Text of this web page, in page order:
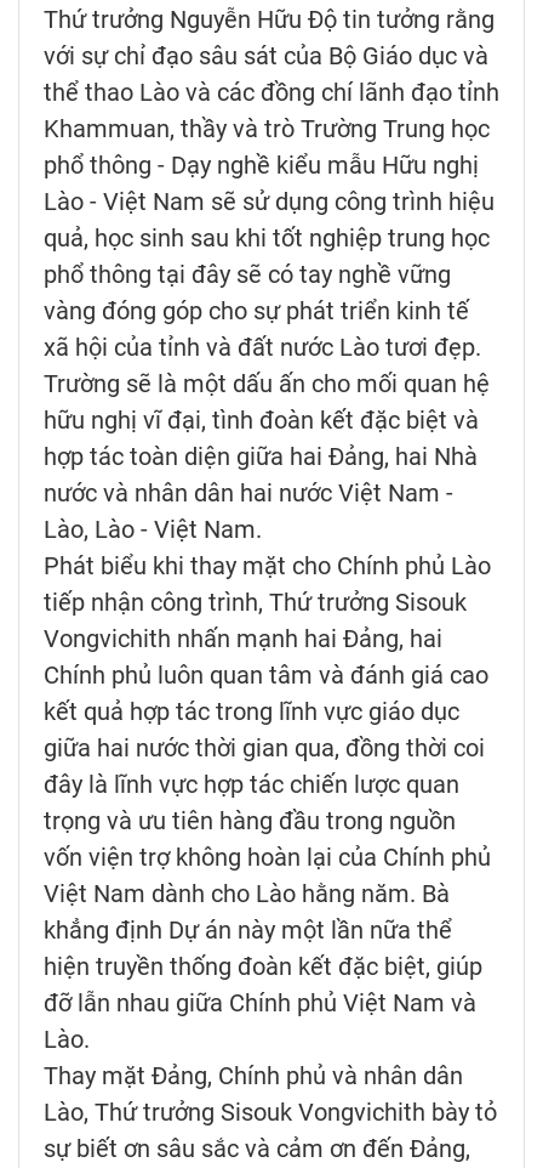
Thứ trưởng Nguyễn Hữu Độ tin tưởng rằng
với sự chỉ đạo sâu sát của Bộ Giáo dục và
thể thao Lào và các đồng chí lãnh đạo tỉnh
Khammuan, thầy và trò Trường Trung học
phổ thông - Dạy nghề kiểu mẫu Hữu nghị
Lào - Việt Nam sẽ sử dụng công trình hiệu
quả, học sinh sau khi tốt nghiệp trung học
phổ thông tại đây sẽ có tay nghề vững
vàng đóng góp cho sự phát triển kinh tế
xã hội của tỉnh và đất nước Lào tươi đẹp.
Trường sẽ là một dấu ấn cho mối quan hệ
hữu nghị vĩ đại, tình đoàn kết đặc biệt và
hợp tác toàn diện giữa hai Đảng, hai Nhà
nước và nhân dân hai nước Việt Nam -
Lào, Lào - Việt Nam.
Phát biểu khi thay mặt cho Chính phủ Lào
tiếp nhận công trình, Thứ trưởng Sisouk
Vongvichith nhấn mạnh hai Đảng, hai
Chính phủ luôn quan tâm và đánh giá cao
kết quả hợp tác trong lĩnh vực giáo dục
giữa hai nước thời gian qua, đồng thời coi
đây là lĩnh vực hợp tác chiến lược quan
trọng và ưu tiên hàng đầu trong nguồn
vốn viện trợ không hoàn lại của Chính phủ
Việt Nam dành cho Lào hằng năm. Bà
khẳng định Dự án này một lần nữa thể
hiện truyền thống đoàn kết đặc biệt, giúp
đỡ lẫn nhau giữa Chính phủ Việt Nam và
Lào.
Thay mặt Đảng, Chính phủ và nhân dân
Lào, Thứ trưởng Sisouk Vongvichith bày tỏ
sự biết ơn sâu sắc và cảm ơn đến Đảng,